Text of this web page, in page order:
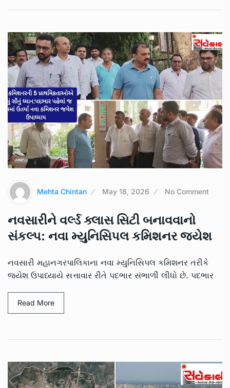
Mehta Chintan May 18, 2026 No Comment
નવસારીને વર્લ્ડ ક્લાસ સિટી બનાવવાનો
સંકલ્પ: નવા મ્યુનિસિપલ કમિશનર જયેશ
નવસારી મહાનગરપાલિકાના નવા મ્યુનિસિપલ કમિશનર તરીકે
જયેશ ઉપાધ્યાયે સત્તાવાર રીતે પદભાર સંભાળી લીધો છે. પદભાર
Read More